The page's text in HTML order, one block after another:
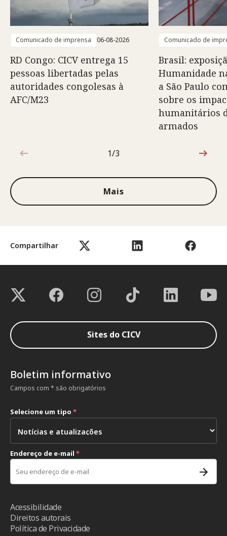
Compartilhar
Comunicado de imprensa 06-08-2026
RD Congo: CICV entrega 15
pessoas libertadas pelas
autoridades congolesas à
AFC/M23
Comunicado de
Brasil:
Humanidade
a São Paulo
sobre os
humanitários
armados
1 de 3
1/3
Mais
Sites do CICV
Boletim informativo
Campos com * são obrigatórios
Selecione um tipo *
Endereço de e-mail *
Acessibilidade
Direitos autorais
Política de Privacidade